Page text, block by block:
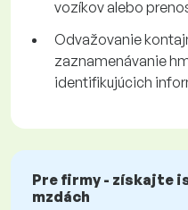
vozíkov alebo
Odvažovanie
zaznamenávanie
identifikujúcich
Pre firmy - získajte
mzdách